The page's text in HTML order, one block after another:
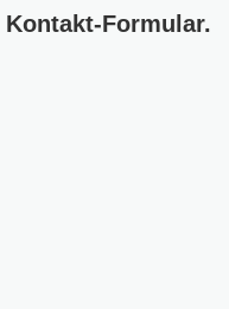
Kontakt-Formular.